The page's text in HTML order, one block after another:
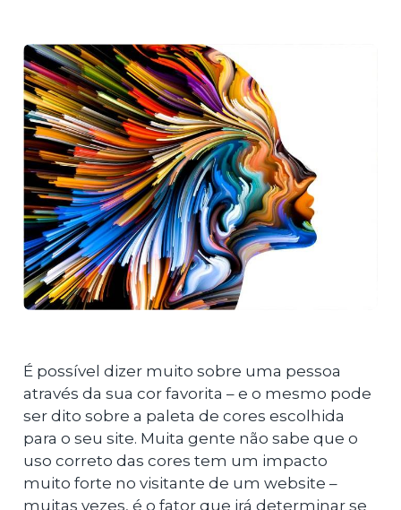
É possível dizer muito sobre uma pessoa
através da sua cor favorita – e o mesmo pode
ser dito sobre a paleta de cores escolhida
para o seu site. Muita gente não sabe que o
uso correto das cores tem um impacto
muito forte no visitante de um website –
muitas vezes, é o fator que irá determinar se